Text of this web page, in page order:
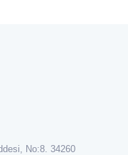
No:8. 34260